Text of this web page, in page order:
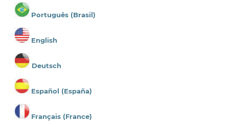
Português (Brasil)
English
Deutsch
Español (España)
Français (France)